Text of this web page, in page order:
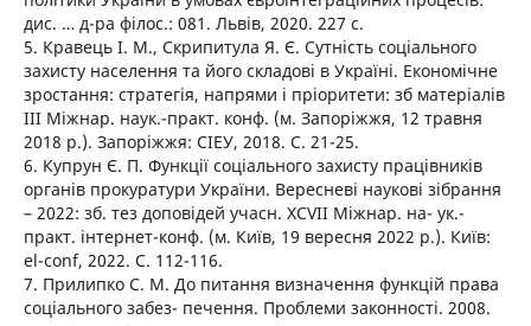
дис. … д-ра філос.: 081. Львів, 2020. 227 с.
5. Кравець І. М., Скрипитула Я. Є. Сутність соціального
захисту населення та його складові в Україні. Економічне
зростання: стратегія, напрями і пріоритети: зб матеріалів
III Міжнар. наук.-практ. конф. (м. Запоріжжя, 12 травня
2018 р.). Запоріжжя: СІЕУ, 2018. С. 21-25.
6. Купрун Є. П. Функції соціального захисту працівників
органів прокуратури України. Вересневі наукові зібрання
– 2022: зб. тез доповідей учасн. XСVІІ Міжнар. на- ук.-
практ. iнтернет-конф. (м. Київ, 19 вересня 2022 р.). Київ:
el-conf, 2022. С. 112-116.
7. Прилипко С. М. До питання визначення функцій права
соціального забез- печення. Проблеми законності. 2008.